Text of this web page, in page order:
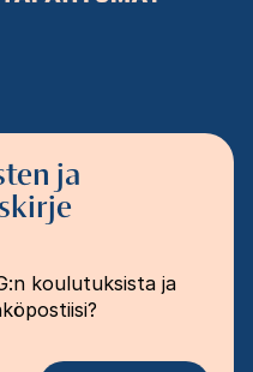
ja
koulutuksista ja